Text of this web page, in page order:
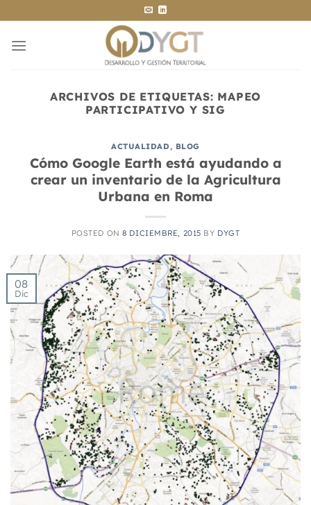
al
contenido
ARCHIVOS DE ETIQUETAS: MAPEO
PARTICIPATIVO Y SIG
ACTUALIDAD, BLOG
Cómo Google Earth está ayudando a
crear un inventario de la Agricultura
Urbana en Roma
POSTED ON8 DICIEMBRE, 2015 BY DYGT
08
Dic